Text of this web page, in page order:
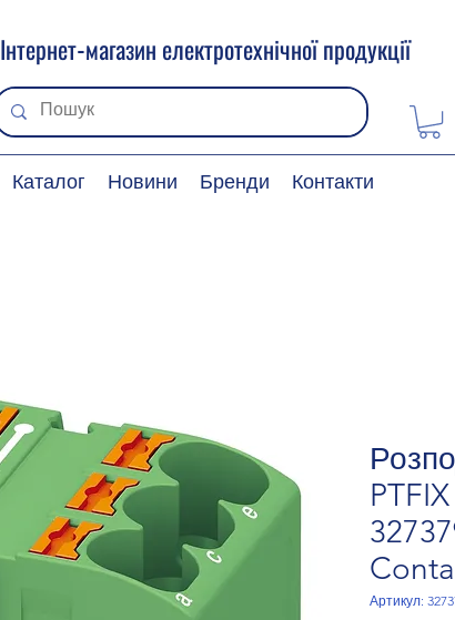
Інтернет-магазин електротехнічної продукції
Каталог Новини Бренди Контакти
Артикул: